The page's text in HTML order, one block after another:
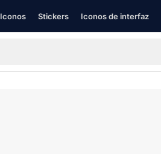
Iconos Stickers Iconos de interfaz